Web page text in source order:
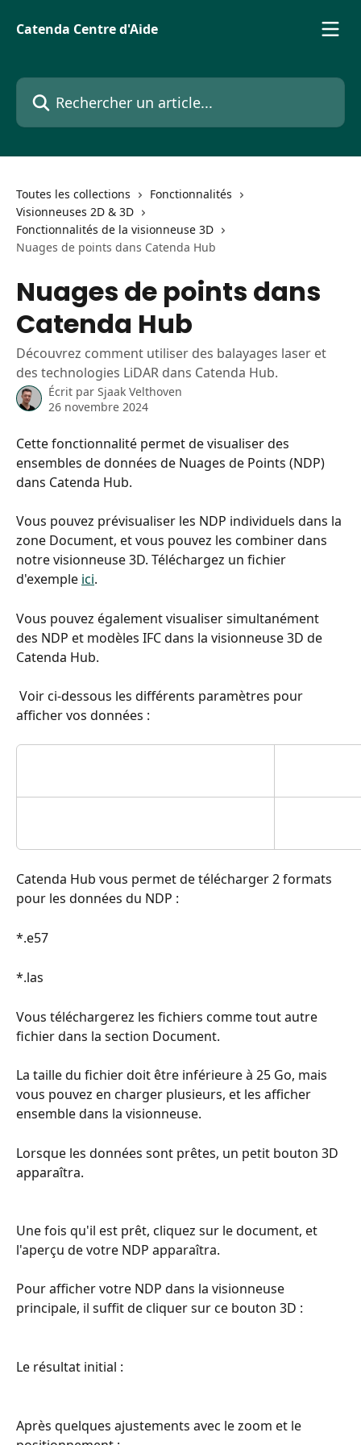
Catenda Centre d'Aide
Rechercher un article...
Toutes les collections
Fonctionnalités
Visionneuses 2D & 3D
Fonctionnalités de la visionneuse 3D
Nuages de points dans Catenda Hub
Nuages de points dans
Catenda Hub
Découvrez comment utiliser des balayages laser et
des technologies LiDAR dans Catenda Hub.
Écrit par Sjaak Velthoven
26 novembre 2024
Cette fonctionnalité permet de visualiser des
ensembles de données de Nuages de Points (NDP)
dans Catenda Hub.
Vous pouvez prévisualiser les NDP individuels dans la
zone Document, et vous pouvez les combiner dans
notre visionneuse 3D. Téléchargez un fichier
d'exemple ici.
Vous pouvez également visualiser simultanément
des NDP et modèles IFC dans la visionneuse 3D de
Catenda Hub.
afficher vos données :
Catenda Hub vous permet de télécharger 2 formats
pour les données du NDP :
*.e57
*.las
Vous téléchargerez les fichiers comme tout autre
fichier dans la section Document.
La taille du fichier doit être inférieure à 25 Go, mais
vous pouvez en charger plusieurs, et les afficher
ensemble dans la visionneuse.
Lorsque les données sont prêtes, un petit bouton 3D
apparaîtra.
Une fois qu'il est prêt, cliquez sur le document, et
l'aperçu de votre NDP apparaîtra.
Pour afficher votre NDP dans la visionneuse
principale, il suffit de cliquer sur ce bouton 3D :
Le résultat initial :
Après quelques ajustements avec le zoom et le